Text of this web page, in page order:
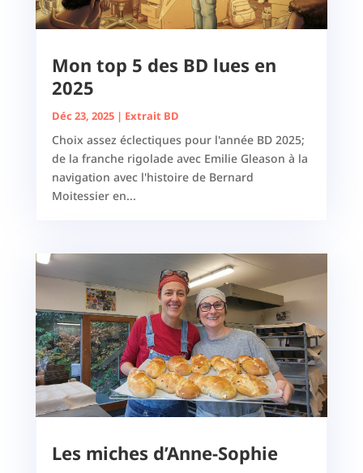
Mon top 5 des BD lues en
2025
Déc 23, 2025| Extrait BD
Choix assez éclectiques pour l'année BD 2025;
de la franche rigolade avec Emilie Gleason à la
navigation avec l'histoire de Bernard
Moitessier en...
Les miches d’Anne-Sophie